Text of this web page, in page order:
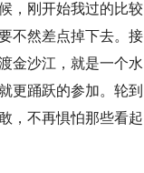
，刚开始我过的比较
不然差点掉下去。接
金沙江，就是一个水
更踊跃的参加。轮到
，不再惧怕那些看起